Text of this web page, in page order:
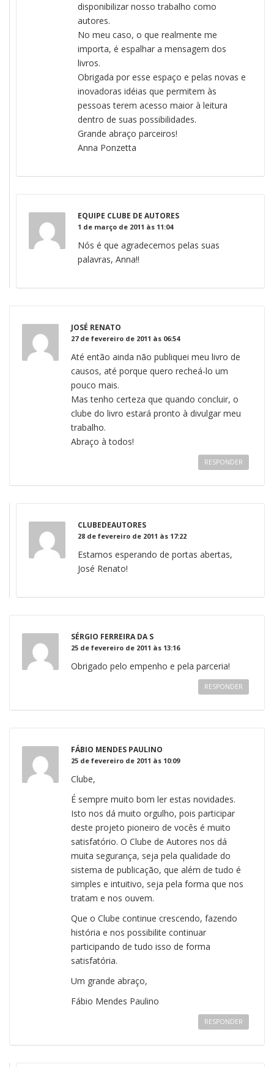
disponibilizar nosso trabalho como
autores.
No meu caso, o que realmente me
importa, é espalhar a mensagem dos
livros.
Obrigada por esse espaço e pelas novas e
inovadoras idéias que permitem às
pessoas terem acesso maior à leitura
dentro de suas possibilidades.
Grande abraço parceiros!
Anna Ponzetta
EQUIPE CLUBE DE AUTORES
1 de março de 2011 às 11:04
Nós é que agradecemos pelas suas
palavras, Anna!!
JOSÉ RENATO
27 de fevereiro de 2011 às 06:54
Até então ainda não publiquei meu livro de
causos, até porque quero recheá-lo um
pouco mais.
Mas tenho certeza que quando concluir, o
clube do livro estará pronto à divulgar meu
trabalho.
Abraço à todos!
RESPONDER
CLUBEDEAUTORES
28 de fevereiro de 2011 às 17:22
Estamos esperando de portas abertas,
José Renato!
SÉRGIO FERREIRA DA S
25 de fevereiro de 2011 às 13:16
Obrigado pelo empenho e pela parceria!
RESPONDER
FÁBIO MENDES PAULINO
25 de fevereiro de 2011 às 10:09
Clube,
É sempre muito bom ler estas novidades.
Isto nos dá muito orgulho, pois participar
deste projeto pioneiro de vocês é muito
satisfatório. O Clube de Autores nos dá
muita segurança, seja pela qualidade do
sistema de publicação, que além de tudo é
simples e intuitivo, seja pela forma que nos
tratam e nos ouvem.
Que o Clube continue crescendo, fazendo
história e nos possibilite continuar
participando de tudo isso de forma
satisfatória.
Um grande abraço,
Fábio Mendes Paulino
RESPONDER